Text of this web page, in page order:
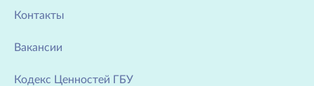
Контакты
Вакансии
Кодекс Ценностей ГБУ